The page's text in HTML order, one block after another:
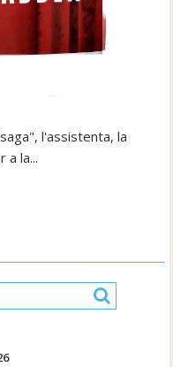
l'assistenta, la
a la...